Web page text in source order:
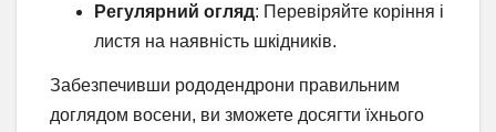
Регулярний огляд: Перевіряйте коріння і
листя на наявність шкідників.
Забезпечивши рододендрони правильним
доглядом восени, ви зможете досягти їхнього